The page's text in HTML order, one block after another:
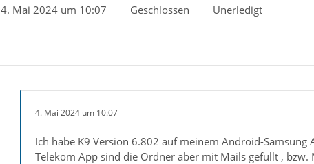
4. Mai 2024 um 10:07 Geschlossen Unerledigt
4. Mai 2024 um 10:07
Ich habe K9 Version 6.802 auf meinem Android-
Telekom App sind die Ordner aber mit Mails gefüllt , bzw.